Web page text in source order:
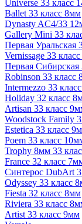
Universe 33 класс
Ballet 33 класс 8мм
Dynasty AC4/33
Gallery Mini 33
Первая Уральская
Vernissage 33
Первая Сибирская
Robinson 33 класс
Intermezzo 33
Holiday 32 класс
Artisan 33 класс
Woodstock Family
Estetica 33 класс
Poem 33 класс
Trophy 8мм 33
France 32 класс
Синтерос DubArt
Odyssey 33 класс
Fiesta 32 класс 8мм
Riviera 33 класс
Artist 33 класс 9мм